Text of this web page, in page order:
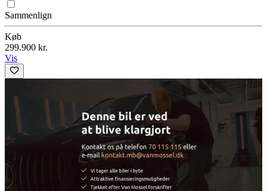
Sammenlign
Køb
299.900 kr.
Vis